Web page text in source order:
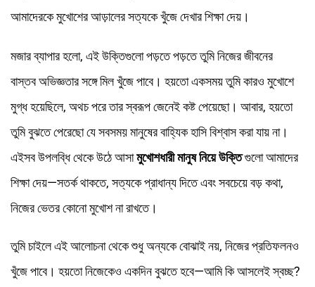
আমাদেরকে মুখোশের আড়ালের সত্যকে খুঁজে দেখার শিক্ষা দেয়।
মজার ব্যাপার হলো, এই উক্তিগুলো পড়তে পড়তে তুমি নিজের জীবনের
বাস্তব অভিজ্ঞতার সঙ্গে মিল খুঁজে পাবে। হয়তো একসময় তুমি কারও মুখোশে
মুগ্ধ হয়েছিলে, অথচ পরে তার স্বরূপ জেনেই কষ্ট পেয়েছো। আবার, হয়তো
তুমি বুঝতে পেরেছো যে সবসময় মানুষের বাহ্যিক হাসি বিশ্বাস করা যায় না।
এইসব উপলব্ধি থেকে উঠে আসামুখোশধারী মানুষ নিয়ে উক্তিগুলো আমাদের
শিক্ষা দেয়—সতর্ক থাকতে, সত্যকে প্রাধান্য দিতে এবং সবচেয়ে বড় কথা,
নিজের ভেতর কোনো মুখোশ না রাখতে।
তুমি চাইলে এই আলোচনা থেকে শুধু অন্যকে বোঝাই নয়, নিজের প্রতিফলনও
খুঁজে পাবে। হয়তো নিজেকেও একদিন বুঝতে হবে—আমি কি আসলেই স্বচ্ছ?